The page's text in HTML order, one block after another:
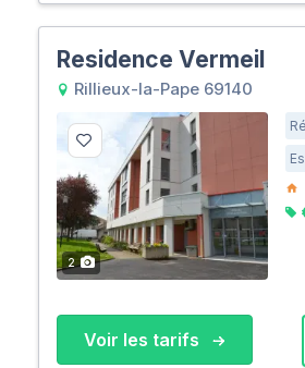
Residence Vermeil
Rillieux-la-Pape 69140
2
Voir les tarifs